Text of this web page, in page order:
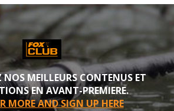
MEILLEURS CONTENUS ET
EN AVANT-PREMIERE.
MORE AND SIGN UP HERE